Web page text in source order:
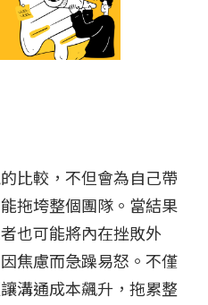
比較，不但會為自己帶
拖垮整個團隊。當結果
也可能將內在挫敗外
焦慮而急躁易怒。不僅
溝通成本飆升，拖累整